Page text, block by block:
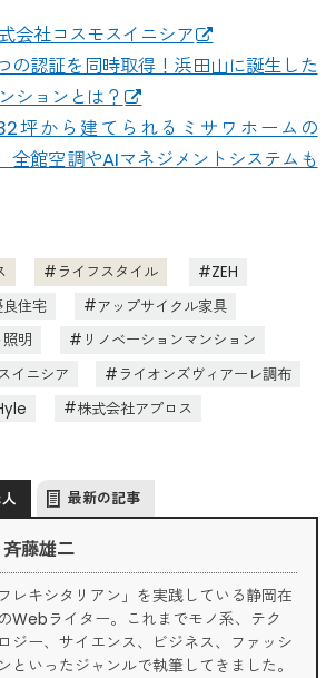
会社コスモスイニシア
の認証を同時取得！浜田山に誕生した
ションとは？
坪から建てられるミサワホームの
全館空調やAIマネジメントシステムも
ライフスタイル
ZEH
住宅
アップサイクル家具
明
リノベーションマンション
イニシア
ライオンズヴィアーレ調布
株式会社アプロス
最新の記事
斉藤雄二
フレキシタリアン」を実践している静岡在
Webライター。これまでモノ系、テク
ジー、サイエンス、ビジネス、ファッシ
といったジャンルで執筆してきました。